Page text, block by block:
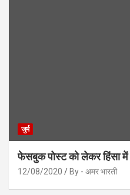
जुर्म
फेसबुक पोस्ट को लेकर हिंसा में
12/08/2020 By - अमर भारती